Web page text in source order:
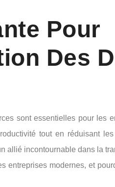
Pour
Des
sont essentielles pour les
tout en réduisant
allié incontournable dans la
entreprises modernes, et